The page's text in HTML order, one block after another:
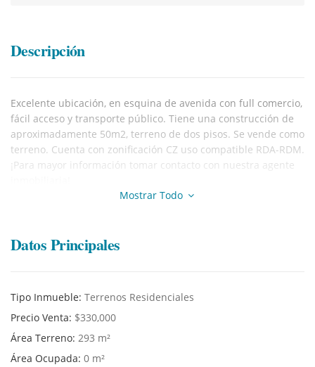
Descripción
Excelente ubicación, en esquina de avenida con full comercio,
fácil acceso y transporte público. Tiene una construcción de
aproximadamente 50m2, terreno de dos pisos. Se vende como
terreno. Cuenta con zonificación CZ uso compatible RDA-RDM.
¡Para mayor información tomar contacto con nuestra agente
Mostrar Todo
Datos Principales
Tipo Inmueble: Terrenos Residenciales
Precio Venta: $330,000
Área Terreno: 293 m²
Área Ocupada: 0 m²